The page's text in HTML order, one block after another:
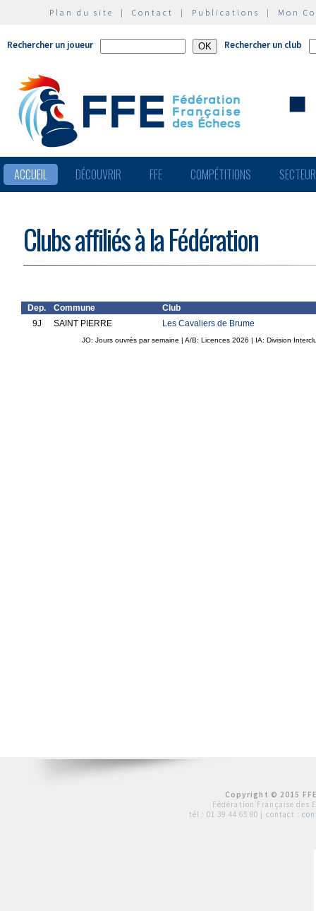
Plan du site | Contact | Publications | Mon
Rechercher un joueur Rechercher un club
ACCUEIL DÉCOUVRIR FFE COMPÉTITIONS
Clubs affiliés à la Fédération
Dep. Commune
Club
9J
SAINT PIERRE Les Cavaliers de Brume
JO: Jours ouvrés par semaine | A/B: Licences 2026 | IA: Division
Copyright © 2015
Fédération Française des
tél : 01 39 44 65 80 | contact :